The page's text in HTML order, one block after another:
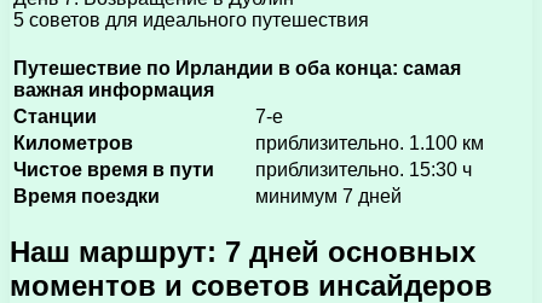
5 советов для идеального путешествия
Путешествие по Ирландии в оба конца: самая
важная информация
Станции
7-е
Километров
приблизительно. 1.100 км
Чистое время в пути
приблизительно. 15:30 ч
Время поездки
минимум 7 дней
Наш маршрут: 7 дней основных
моментов и советов инсайдеров